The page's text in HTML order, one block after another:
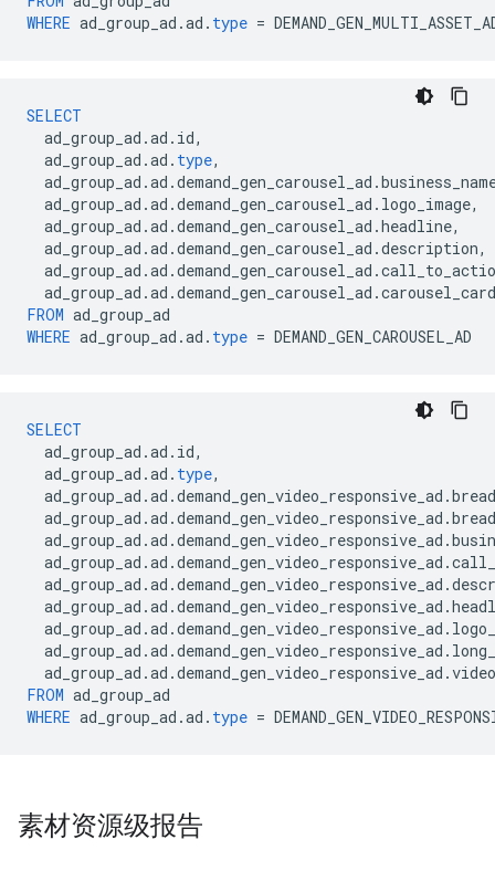
WHERE ad_group_ad .ad . type =
SELECT
ad_group_ad .ad . id,
ad_group_ad .ad . type,
ad_group_ad .ad .demand_gen_carousel_ad .
ad_group_ad .ad .demand_gen_carousel_ad . logo_image,
ad_group_ad .ad .demand_gen_carousel_ad .headline,
ad_group_ad .ad .demand_gen_carousel_ad .description,
ad_group_ad .ad .demand_gen_carousel_ad .
ad_group_ad .ad .demand_gen_carousel_ad .
FROM ad_group_ad
WHERE ad_group_ad .ad . type = DEMAND_GEN_CAROUSEL_AD
SELECT
ad_group_ad .ad . id,
ad_group_ad .ad . type,
ad_group_ad .ad .demand_gen_video_responsive_ad .
ad_group_ad .ad .demand_gen_video_responsive_ad .
ad_group_ad .ad .demand_gen_video_responsive_ad .
ad_group_ad .ad .demand_gen_video_responsive_ad .
ad_group_ad .ad .demand_gen_video_responsive_ad .
ad_group_ad .ad .demand_gen_video_responsive_ad .
ad_group_ad .ad .demand_gen_video_responsive_ad .
ad_group_ad .ad .demand_gen_video_responsive_ad .
ad_group_ad .ad .demand_gen_video_responsive_ad .
FROM ad_group_ad
WHERE ad_group_ad .ad . type =
素材资源级报告